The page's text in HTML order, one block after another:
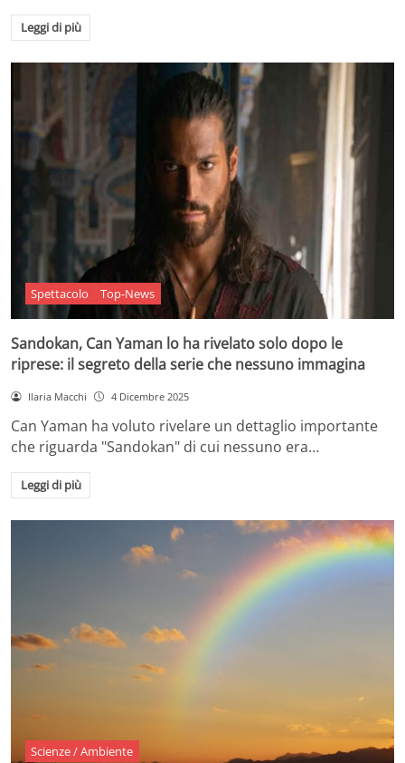
Leggi di più
Spettacolo Top-News
Sandokan, Can Yaman lo ha rivelato solo dopo le
riprese: il segreto della serie che nessuno immagina
Ilaria Macchi 4 Dicembre 2025
Can Yaman ha voluto rivelare un dettaglio importante
che riguarda "Sandokan" di cui nessuno era…
Leggi di più
Scienze / Ambiente